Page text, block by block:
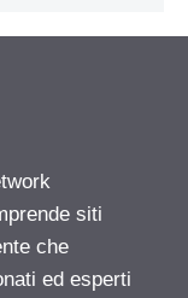
siti
che
ed esperti